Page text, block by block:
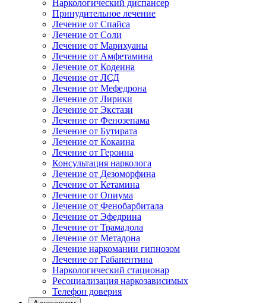
Наркологический диспансер
Принудительное лечение
Лечение от Спайса
Лечение от Соли
Лечение от Марихуаны
Лечение от Амфетамина
Лечение от Кодеина
Лечение от ЛСД
Лечение от Мефедрона
Лечение от Лирики
Лечение от Экстази
Лечение от Фенозепама
Лечение от Бутирата
Лечение от Кокаина
Лечение от Героина
Консультация нарколога
Лечение от Дезоморфина
Лечение от Кетамина
Лечение от Опиума
Лечение от Фенобарбитала
Лечение от Эфедрина
Лечение от Трамадола
Лечение от Метадона
Лечение наркомании гипнозом
Лечение от Габапентина
Наркологический стационар
Ресоциализация наркозависимых
Телефон доверия